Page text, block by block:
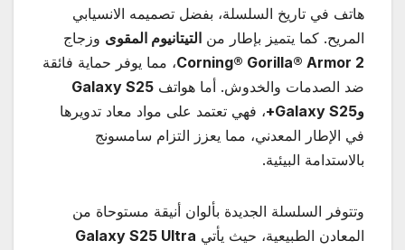
هاتف في تاريخ السلسلة، بفضل تصميمه الانسيابي
المريح. كما يتميز بإطار من التيتانيوم المقوى وزجاج
Corning® Gorilla® Armor 2، مما يوفر حماية فائقة
ضد الصدمات والخدوش. أما هواتف Galaxy S25
وGalaxy S25+ ، فهي تعتمد على مواد معاد تدويرها
في الإطار المعدني، مما يعزز التزام سامسونج
بالاستدامة البيئية.
وتتوفر السلسلة الجديدة بألوان أنيقة مستوحاة من
المعادن الطبيعية، حيث يأتي Galaxy S25 Ultra